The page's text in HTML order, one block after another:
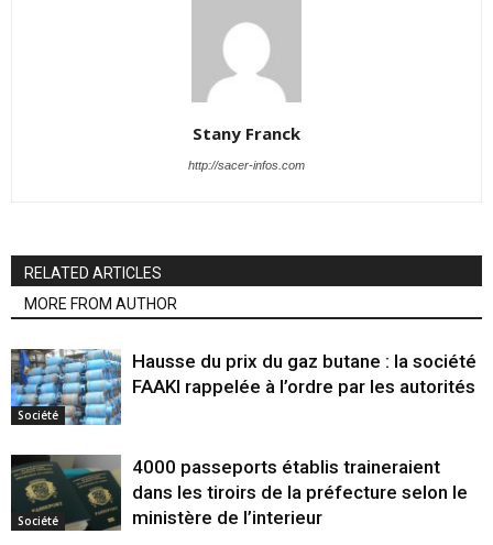
Stany Franck
http://sacer-infos.com
RELATED ARTICLES
MORE FROM AUTHOR
Société
Hausse du prix du gaz butane : la société
FAAKI rappelée à l’ordre par les autorités
Société
4000 passeports établis traineraient
dans les tiroirs de la préfecture selon le
ministère de l’interieur